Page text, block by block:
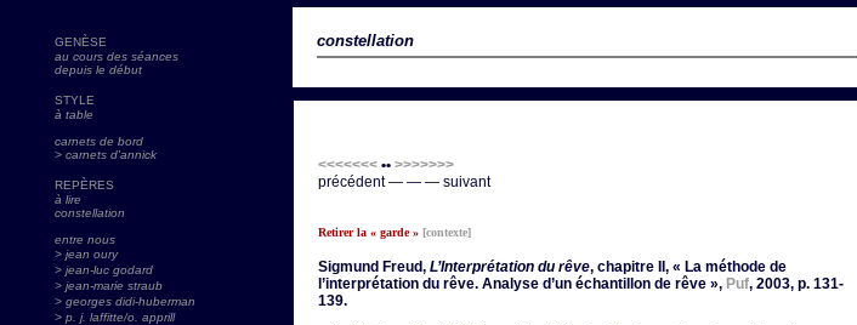
constellation
GENÈSE
au cours des séances
depuis le début
STYLE
à table
carnets de bord
> carnets d'annick
REPÈRES
à lire
constellation
entre nous
> jean oury
> jean-luc godard
> jean-marie straub
> georges didi-huberman
> p. j. laffitte/o. apprill
<<<<<<< •• >>>>>>>
précédent — — — suivant
Retirer la « garde » [contexte]
Sigmund Freud, L’Interprétation du rêve, chapitre II, « La méthode de
l’interprétation du rêve. Analyse d’un échantillon de rêve », Puf, 2003, p. 131-
139.